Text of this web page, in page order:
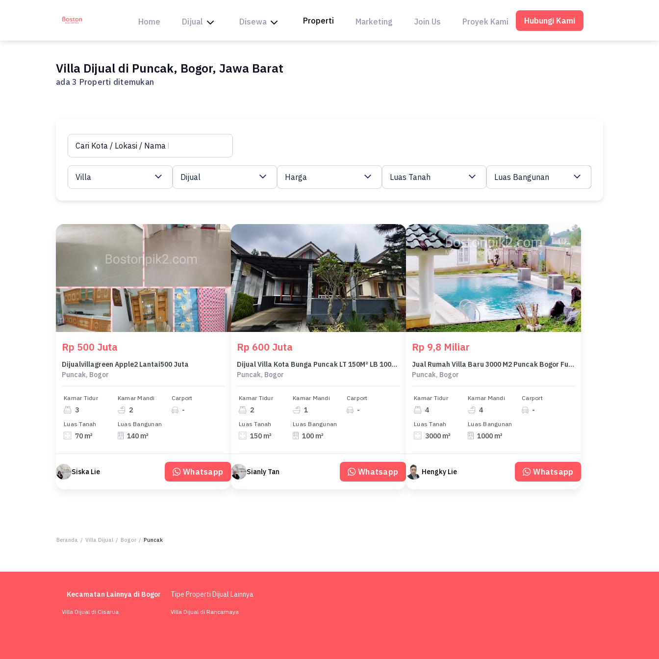
Home Dijual Disewa Properti Marketing Join Us Proyek Kami Hubungi Kami
Villa Dijual di Puncak, Bogor, Jawa Barat
ada 3 Properti ditemukan
Villa Dijual Harga Luas Tanah Luas Bangunan
Rp 500 Juta
Dijualvillagreen Apple2 Lantai500 Juta
Puncak, Bogor
Kamar Tidur
3
Kamar Mandi
2
Carport
-
Luas Tanah
70 m²
Luas Bangunan
140 m²
Siska Lie Whatsapp
Rp 600 Juta
Dijual Villa Kota Bunga Puncak LT 150M² LB 100M² Nyaman,Bersih dan Asri
Puncak, Bogor
Kamar Tidur
2
Kamar Mandi
1
Carport
-
Luas Tanah
150 m²
Luas Bangunan
100 m²
Sianly Tan Whatsapp
Rp 9,8 Miliar
Jual Rumah Villa Baru 3000 M2 Puncak Bogor Fullyfurnish Mewah Ada Swimming Pool
Puncak, Bogor
Kamar Tidur
4
Kamar Mandi
4
Carport
-
Luas Tanah
3000 m²
Luas Bangunan
1000 m²
Hengky Lie Whatsapp
Beranda / Villa Dijual / Bogor / Puncak
Kecamatan Lainnya di Bogor Tipe Properti Dijual Lainnya
Villa Dijual di Cisarua Villa Dijual di Rancamaya